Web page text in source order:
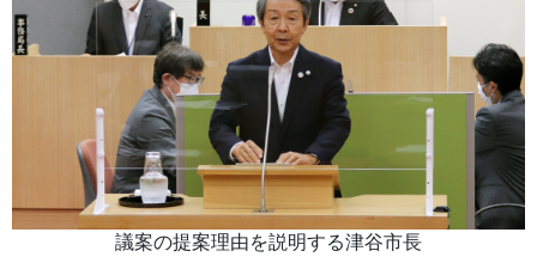
議案の提案理由を説明する津谷市長